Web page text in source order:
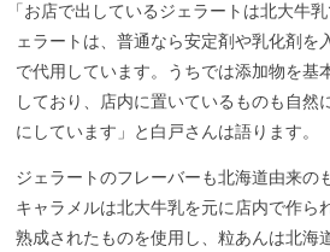
「お店で出しているジェラートは北大牛
ェラートは、普通なら安定剤や乳化剤を
で代用しています。うちでは添加物を基
しており、店内に置いているものも自然
にしています」と白戸さんは語ります。
ジェラートのフレーバーも北海道由来の
キャラメルは北大牛乳を元に店内で作ら
熟成されたものを使用し、粒あんは北海